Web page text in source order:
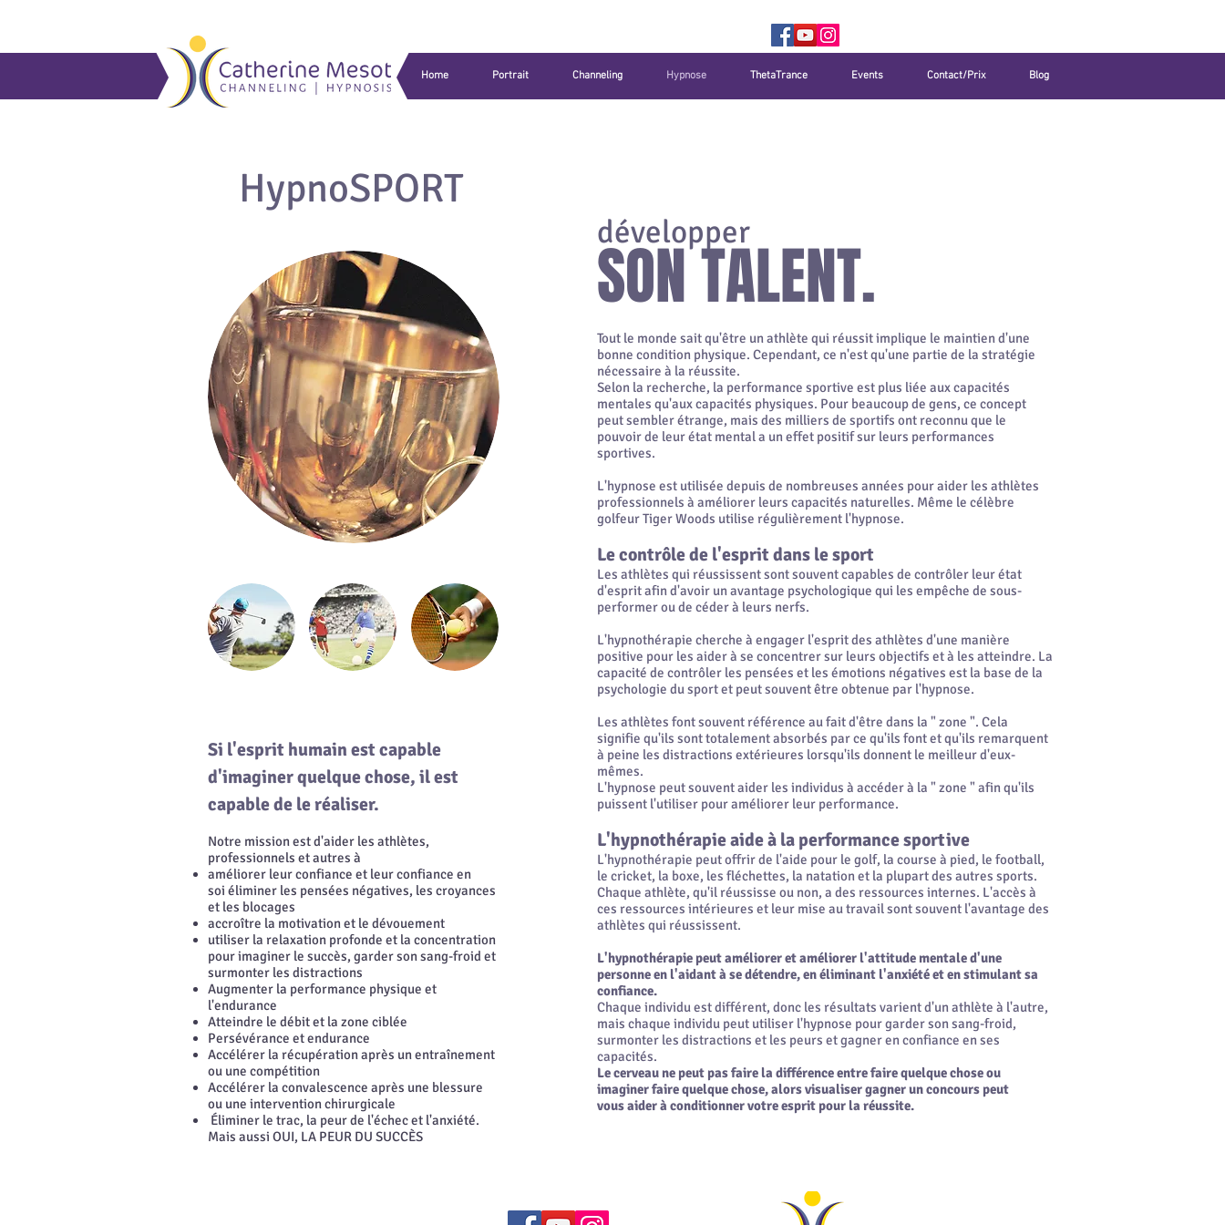
Home Portrait Channeling Hypnose ThetaTrance Events Contact/Prix Blog
HypnoSPORT
Si l'esprit humain est capable
d'imaginer quelque chose, il est
capable de le réaliser.
Notre mission est d'aider les athlètes,
professionnels et autres à
améliorer leur confiance et leur confiance en
soi éliminer les pensées négatives, les croyances
et les blocages
accroître la motivation et le dévouement
utiliser la relaxation profonde et la concentration
pour imaginer le succès, garder son sang-froid et
surmonter les distractions
Augmenter la performance physique et
l'endurance
Atteindre le débit et la zone ciblée
Persévérance et endurance
Accélérer la récupération après un entraînement
ou une compétition
Accélérer la convalescence après une blessure
ou une intervention chirurgicale
Éliminer le trac, la peur de l'échec et l'anxiété.
Mais aussi OUI, LA PEUR DU SUCCÈS
développer
SON TALENT.
Tout le monde sait qu'être un athlète qui réussit implique le maintien d'une
bonne condition physique. Cependant, ce n'est qu'une partie de la stratégie
nécessaire à la réussite.
Selon la recherche, la performance sportive est plus liée aux capacités
mentales qu'aux capacités physiques. Pour beaucoup de gens, ce concept
peut sembler étrange, mais des milliers de sportifs ont reconnu que le
pouvoir de leur état mental a un effet positif sur leurs performances
sportives.
L'hypnose est utilisée depuis de nombreuses années pour aider les athlètes
professionnels à améliorer leurs capacités naturelles. Même le célèbre
golfeur Tiger Woods utilise régulièrement l'hypnose.
Le contrôle de l'esprit dans le sport
Les athlètes qui réussissent sont souvent capables de contrôler leur état
d'esprit afin d'avoir un avantage psychologique qui les empêche de sous-
performer ou de céder à leurs nerfs.
L'hypnothérapie cherche à engager l'esprit des athlètes d'une manière
positive pour les aider à se concentrer sur leurs objectifs et à les atteindre. La
capacité de contrôler les pensées et les émotions négatives est la base de la
psychologie du sport et peut souvent être obtenue par l'hypnose.
Les athlètes font souvent référence au fait d'être dans la " zone ". Cela
signifie qu'ils sont totalement absorbés par ce qu'ils font et qu'ils remarquent
à peine les distractions extérieures lorsqu'ils donnent le meilleur d'eux-
mêmes.
L'hypnose peut souvent aider les individus à accéder à la " zone " afin qu'ils
puissent l'utiliser pour améliorer leur performance.
L'hypnothérapie aide à la performance sportive
L'hypnothérapie peut offrir de l'aide pour le golf, la course à pied, le football,
le cricket, la boxe, les fléchettes, la natation et la plupart des autres sports.
Chaque athlète, qu'il réussisse ou non, a des ressources internes. L'accès à
ces ressources intérieures et leur mise au travail sont souvent l'avantage des
athlètes qui réussissent.
L'hypnothérapie peut améliorer et améliorer l'attitude mentale d'une
personne en l'aidant à se détendre, en éliminant l'anxiété et en stimulant sa
confiance.
Chaque individu est différent, donc les résultats varient d'un athlète à l'autre,
mais chaque individu peut utiliser l'hypnose pour garder son sang-froid,
surmonter les distractions et les peurs et gagner en confiance en ses
capacités.
Le cerveau ne peut pas faire la différence entre faire quelque chose ou
imaginer faire quelque chose, alors visualiser gagner un concours peut
vous aider à conditionner votre esprit pour la réussite.